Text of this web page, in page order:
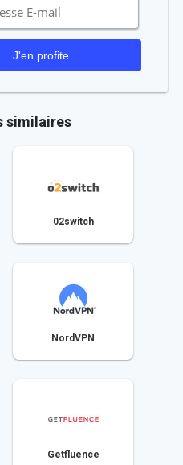
similaires
02switch
NordVPN
Getfluence